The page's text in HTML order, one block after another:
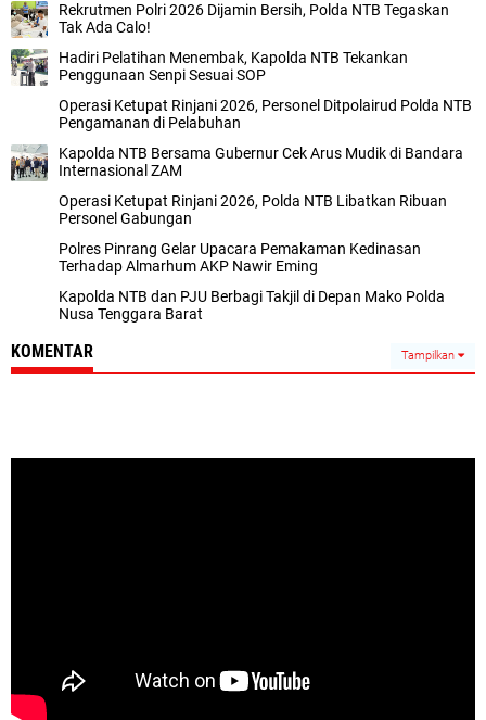
Rekrutmen Polri 2026 Dijamin Bersih, Polda NTB Tegaskan
Tak Ada Calo!
Hadiri Pelatihan Menembak, Kapolda NTB Tekankan
Penggunaan Senpi Sesuai SOP
Operasi Ketupat Rinjani 2026, Personel Ditpolairud Polda NTB
Pengamanan di Pelabuhan
Kapolda NTB Bersama Gubernur Cek Arus Mudik di Bandara
Internasional ZAM
Operasi Ketupat Rinjani 2026, Polda NTB Libatkan Ribuan
Personel Gabungan
Polres Pinrang Gelar Upacara Pemakaman Kedinasan
Terhadap Almarhum AKP Nawir Eming
Kapolda NTB dan PJU Berbagi Takjil di Depan Mako Polda
Nusa Tenggara Barat
KOMENTAR Tampilkan